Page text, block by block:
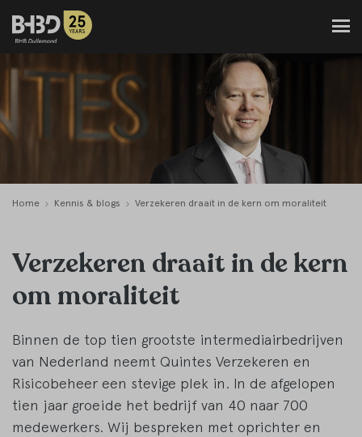
Home Kennis & blogs Verzekeren draait in de kern om moraliteit
Verzekeren draait in de kern
om moraliteit
Binnen de top tien grootste intermediairbedrijven
van Nederland neemt Quintes Verzekeren en
Risicobeheer een stevige plek in. In de afgelopen
tien jaar groeide het bedrijf van 40 naar 700
medewerkers. Wij bespreken met oprichter en